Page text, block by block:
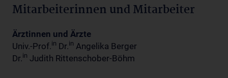
Mitarbeiterinnen und Mitarbeiter
Ärztinnen und Ärzte
Univ.-Prof.in Dr.in Angelika Berger
Dr.in Judith Rittenschober-Böhm